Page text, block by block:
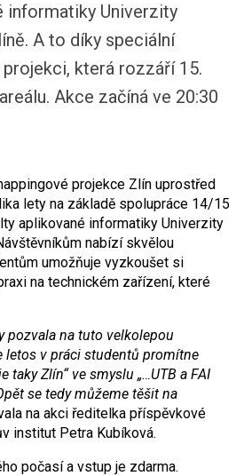
informatiky Univerzity
A to díky speciální
která rozzáří 15.
Akce začíná ve 20:30
projekce Zlín uprostřed
lety na základě spolupráce 14/15
aplikované informatiky Univerzity
nabízí skvělou
umožňuje vyzkoušet si
na technickém zařízení, které
pozvala na tuto velkolepou
letos v práci studentů promítne
taky Zlín“ ve smyslu „…UTB a FAI
se tedy můžeme těšit na
na akci ředitelka příspěvkové
institut Petra Kubíková.
počasí a vstup je zdarma.